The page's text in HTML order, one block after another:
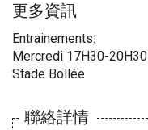
更多資訊
Entrainements:
Mercredi 17H30-20H30
Stade Bollée
聯絡詳情